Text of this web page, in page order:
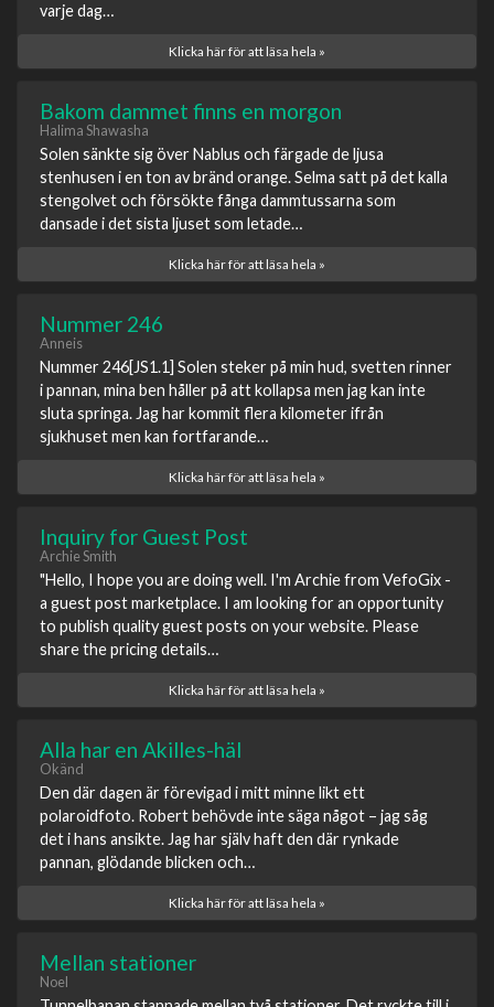
varje dag…
Klicka här för att läsa hela »
Bakom dammet finns en morgon
Halima Shawasha
Solen sänkte sig över Nablus och färgade de ljusa
stenhusen i en ton av bränd orange. Selma satt på det kalla
stengolvet och försökte fånga dammtussarna som
dansade i det sista ljuset som letade…
Klicka här för att läsa hela »
Nummer 246
Anneis
Nummer 246[JS1.1] Solen steker på min hud, svetten rinner
i pannan, mina ben håller på att kollapsa men jag kan inte
sluta springa. Jag har kommit flera kilometer ifrån
sjukhuset men kan fortfarande…
Klicka här för att läsa hela »
Inquiry for Guest Post
Archie Smith
"Hello, I hope you are doing well. I'm Archie from VefoGix -
a guest post marketplace. I am looking for an opportunity
to publish quality guest posts on your website. Please
share the pricing details…
Klicka här för att läsa hela »
Alla har en Akilles-häl
Okänd
Den där dagen är förevigad i mitt minne likt ett
polaroidfoto. Robert behövde inte säga något – jag såg
det i hans ansikte. Jag har själv haft den där rynkade
pannan, glödande blicken och…
Klicka här för att läsa hela »
Mellan stationer
Noel